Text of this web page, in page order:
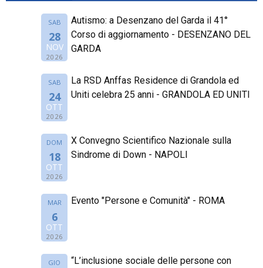
SAB
28
NOV
2026
Autismo: a Desenzano del Garda il 41°
Corso di aggiornamento - DESENZANO DEL
GARDA
SAB
24
OTT
2026
La RSD Anffas Residence di Grandola ed
Uniti celebra 25 anni - GRANDOLA ED UNITI
DOM
18
OTT
2026
X Convegno Scientifico Nazionale sulla
Sindrome di Down - NAPOLI
MAR
6
OTT
2026
Evento "Persone e Comunità" - ROMA
GIO
“L’inclusione sociale delle persone con